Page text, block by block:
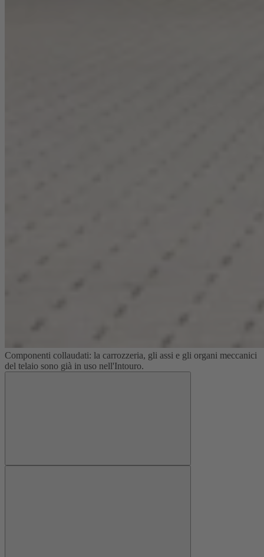
Componenti collaudati: la carrozzeria, gli assi e gli organi meccanici
del telaio sono già in uso nell'Intouro.